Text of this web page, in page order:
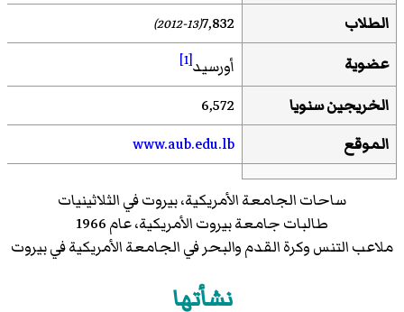
الطلاب
7,832
(2012-13)
عضوية أورسيد[1]
الخريجين سنويا
6,572
الموقع
www.aub.edu.lb
ساحات الجامعة الأمريكية، بيروت في الثلاثينيات
طالبات جامعة بيروت الأمريكية، عام 1966
ملاعب التنس وكرة القدم والبحر في الجامعة الأمريكية في بيروت
نشأتها